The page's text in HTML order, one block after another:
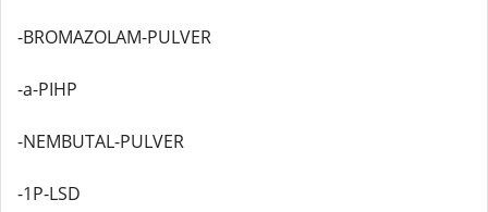
-BROMAZOLAM-PULVER
-a-PIHP
-NEMBUTAL-PULVER
-1P-LSD